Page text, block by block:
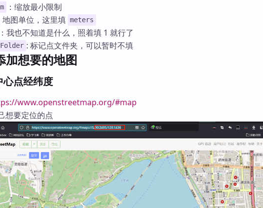
：缩放最小限制
地图单位，这里填 meters
：我也不知道是什么，照着填 1 就行了
: 标记点文件夹，可以暂时不填
加想要的地图
心点经纬度
www.openstreetmap.org/#map
想要定位的点